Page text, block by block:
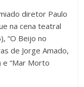
diretor Paulo
na cena teatral
“O Beijo no
de Jorge Amado,
e “Mar Morto